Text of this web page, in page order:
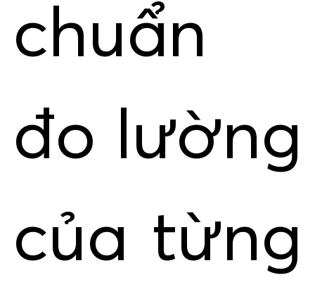
chuẩn
đo lường
của từng